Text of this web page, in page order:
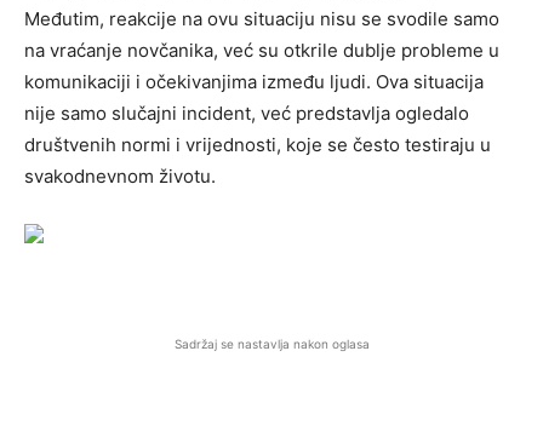
Međutim, reakcije na ovu situaciju nisu se svodile samo
na vraćanje novčanika, već su otkrile dublje probleme u
komunikaciji i očekivanjima između ljudi. Ova situacija
nije samo slučajni incident, već predstavlja ogledalo
društvenih normi i vrijednosti, koje se često testiraju u
svakodnevnom životu.
Sadržaj se nastavlja nakon oglasa